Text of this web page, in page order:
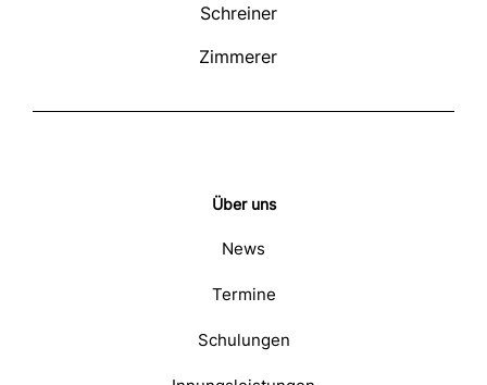
Schreiner
Zimmerer
Über uns
News
Termine
Schulungen